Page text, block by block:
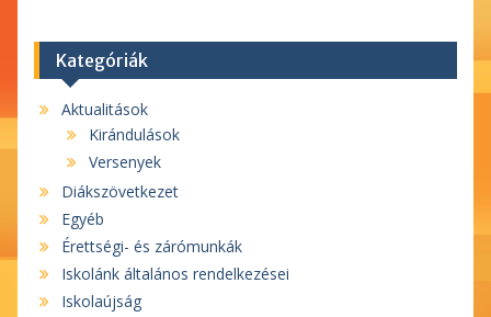
Kategóriák
Aktualitások
Kirándulások
Versenyek
Diákszövetkezet
Egyéb
Érettségi- és zárómunkák
Iskolánk általános rendelkezései
Iskolaújság